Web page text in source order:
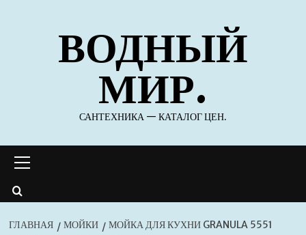
содержимомуВОДНЫЙ
МИР.
САНТЕХНИКА — КАТАЛОГ ЦЕН.
меню
ГЛАВНАЯ МОЙКИ
МОЙКА ДЛЯ КУХНИ GRANULA 5551